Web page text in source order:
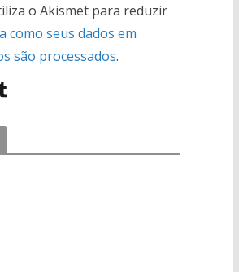
o Akismet para reduzir
como seus dados em
são processados.